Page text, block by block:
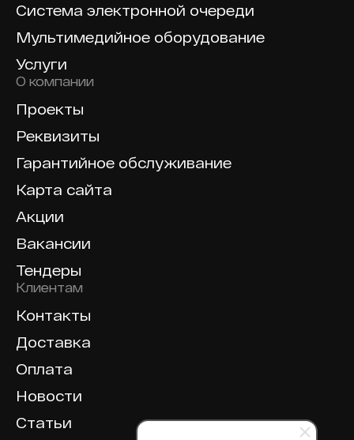
Система электронной очереди
Мультимедийное оборудование
Услуги
О компании
Проекты
Реквизиты
Гарантийное обслуживание
Карта сайта
Акции
Вакансии
Тендеры
Клиентам
Контакты
Доставка
Оплата
Новости
Статьи